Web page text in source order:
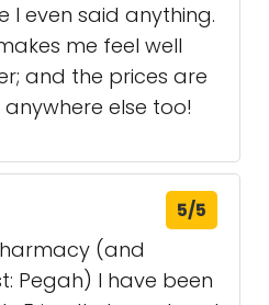
I even said anything.
me feel well
and the prices are
else too!
5/5
(and
Pegah) I have been